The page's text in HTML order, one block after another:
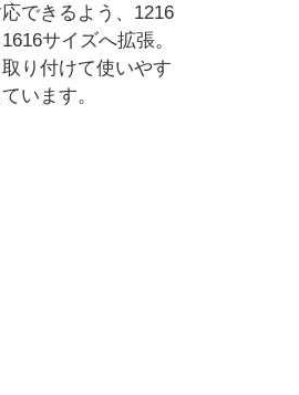
できるよう、1216
サイズへ拡張。
り付けて使いやす
います。